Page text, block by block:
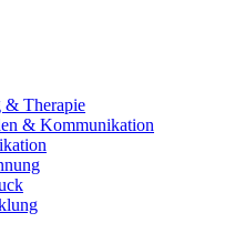
& Therapie
& Kommunikation